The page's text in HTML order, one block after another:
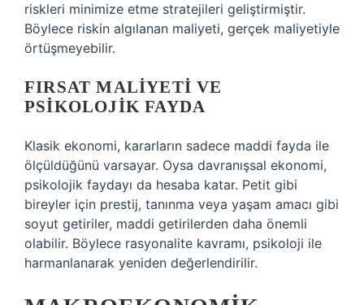
riskleri minimize etme stratejileri geliştirmiştir.
Böylece riskin algılanan maliyeti, gerçek maliyetiyle
örtüşmeyebilir.
FIRSAT MALIYETI VE
PSIKOLOJIK FAYDA
Klasik ekonomi, kararların sadece maddi fayda ile
ölçüldüğünü varsayar. Oysa davranışsal ekonomi,
psikolojik faydayı da hesaba katar. Petit gibi
bireyler için prestij, tanınma veya yaşam amacı gibi
soyut getiriler, maddi getirilerden daha önemli
olabilir. Böylece rasyonalite kavramı, psikoloji ile
harmanlanarak yeniden değerlendirilir.